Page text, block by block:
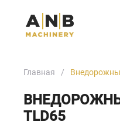
Главная
TLD65